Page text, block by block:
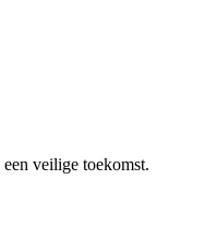
veilige toekomst.